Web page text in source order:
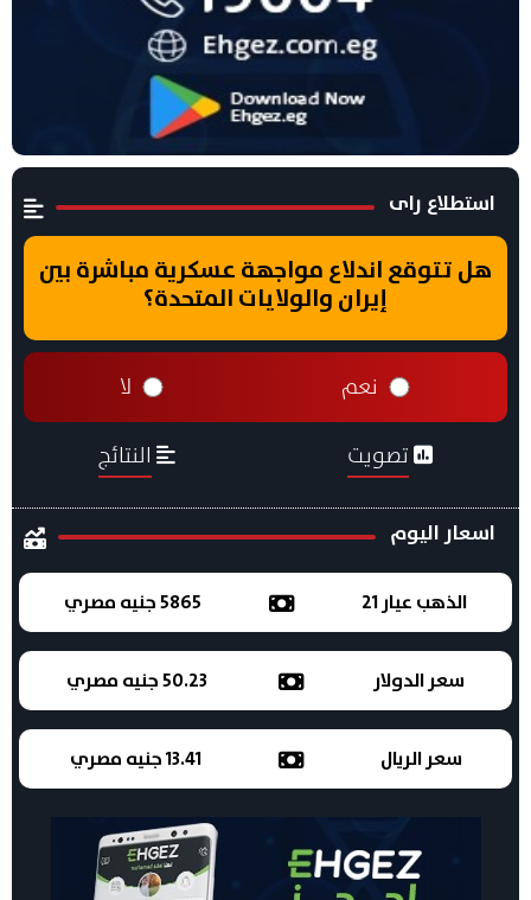
استطلاع راى
هل تتوقع اندلاع مواجهة عسكرية مباشرة بين
إيران والولايات المتحدة؟
نعم لا
تصويت النتائج
اسعار اليوم
الذهب عيار 21 5865 جنيه مصري
سعر الدولار 50.23 جنيه مصري
سعر الريال 13.41 جنيه مصري